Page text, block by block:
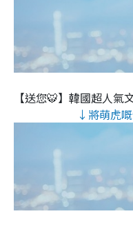
【送您🐯】韓國超人氣
↓將萌虎